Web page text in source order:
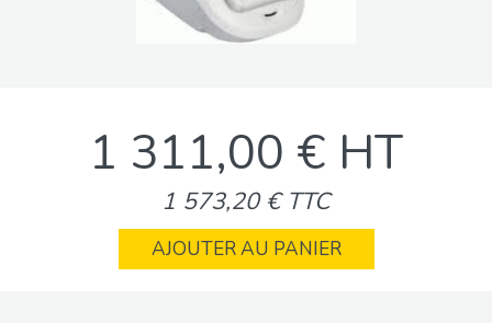
1 311,00 € HT
1 573,20 € TTC
AJOUTER AU PANIER